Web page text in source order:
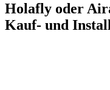
Holafly oder
Kauf- und